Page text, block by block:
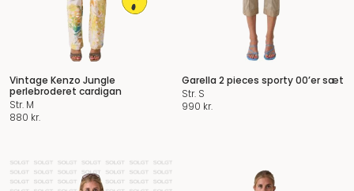
Vintage Kenzo Jungle
perlebroderet cardigan
Str. M
880 kr.
Garella 2 pieces sporty 00’er sæt
Str. S
990 kr.